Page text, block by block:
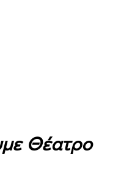
Θέατρο